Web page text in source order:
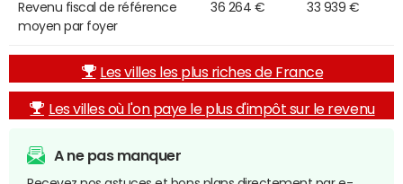
Revenu fiscal de référence
moyen par foyer
36 264 € 33 939 €
Les villes les plus riches de France
Les villes où l'on paye le plus d'impôt sur le revenu
A ne pas manquer